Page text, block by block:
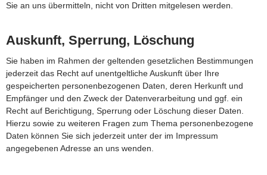
Sie an uns übermitteln, nicht von Dritten mitgelesen werden.
Auskunft, Sperrung, Löschung
Sie haben im Rahmen der geltenden gesetzlichen Bestimmungen
jederzeit das Recht auf unentgeltliche Auskunft über Ihre
gespeicherten personenbezogenen Daten, deren Herkunft und
Empfänger und den Zweck der Datenverarbeitung und ggf. ein
Recht auf Berichtigung, Sperrung oder Löschung dieser Daten.
Hierzu sowie zu weiteren Fragen zum Thema personenbezogene
Daten können Sie sich jederzeit unter der im Impressum
angegebenen Adresse an uns wenden.